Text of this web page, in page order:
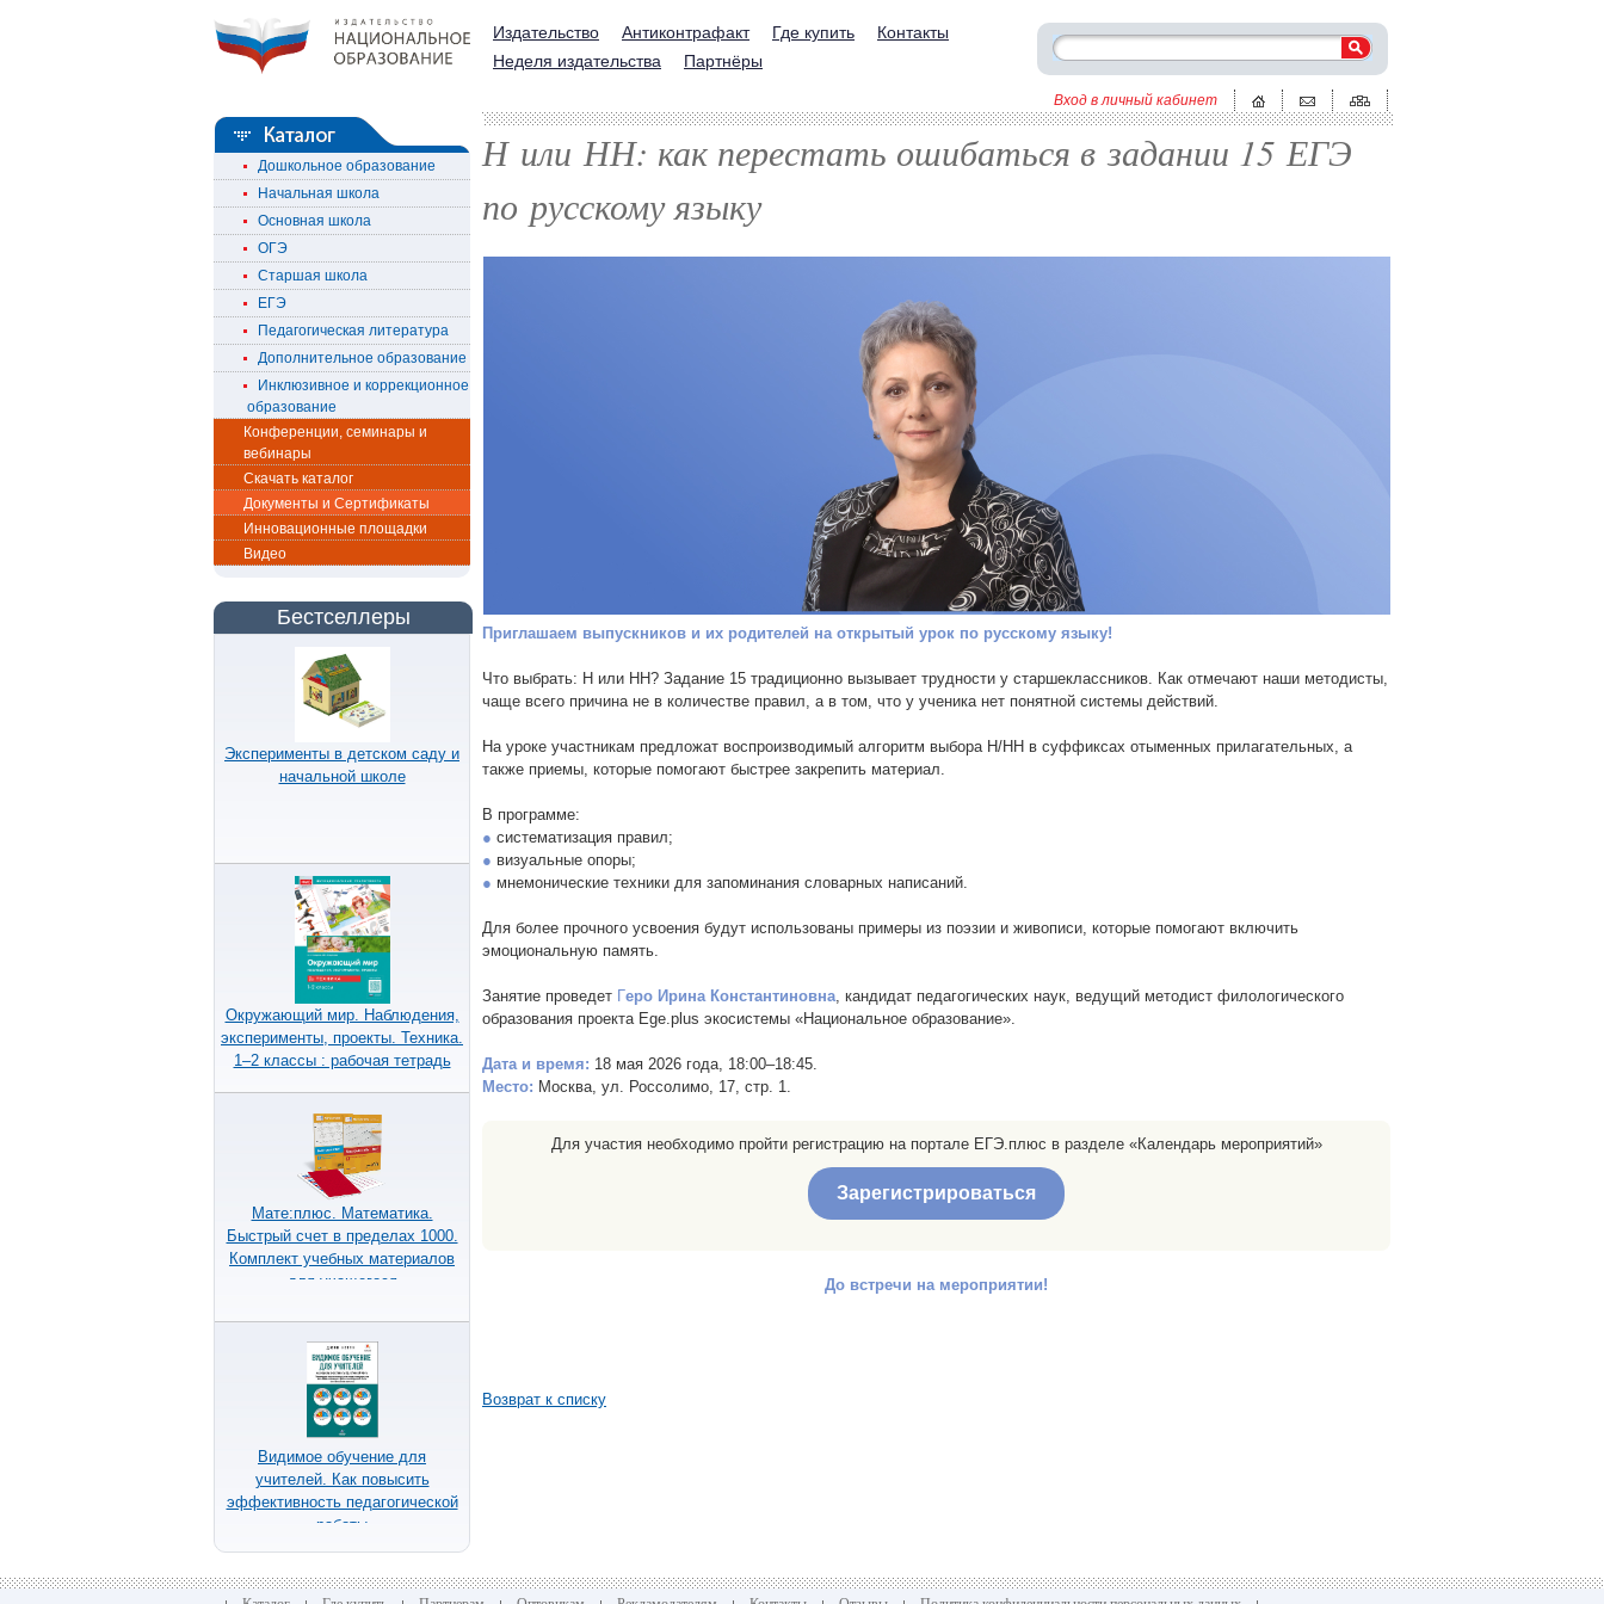
Издательство Антиконтрафакт Где купить
Контакты
Неделя издательства
Партнёры
Вход в личный кабинет
Дошкольное образование
Начальная школа
Основная школа
ОГЭ
Старшая школа
ЕГЭ
Педагогическая литература
Дополнительное образование
Инклюзивное и коррекционное
образование
Конференции, семинары и
вебинары
Скачать каталог
Документы и Сертификаты
Инновационные площадки
Видео
Бестселлеры
Эксперименты в детском саду и
начальной школе
Окружающий мир. Наблюдения,
эксперименты, проекты. Техника.
1–2 классы : рабочая тетрадь
Мате:плюс. Математика.
Быстрый счет в пределах 1000.
Комплект учебных материалов
для учащегося
Видимое обучение для
учителей. Как повысить
эффективность педагогической
работы
Н или НН: как перестать ошибаться в задании 15 ЕГЭ
по русскому языку
Приглашаем выпускников и их родителей на открытый урок по русскому языку!
Что выбрать: Н или НН? Задание 15 традиционно вызывает трудности у старшеклассников. Как отмечают наши методисты,
чаще всего причина не в количестве правил, а в том, что у ученика нет понятной системы действий.
На уроке участникам предложат воспроизводимый алгоритм выбора Н/НН в суффиксах отыменных прилагательных, а
также приемы, которые помогают быстрее закрепить материал.
В программе:
● систематизация правил;
● визуальные опоры;
● мнемонические техники для запоминания словарных написаний.
Для более прочного усвоения будут использованы примеры из поэзии и живописи, которые помогают включить
эмоциональную память.
Занятие проведет Геро Ирина Константиновна, кандидат педагогических наук, ведущий методист филологического
образования проекта Ege.plus экосистемы «Национальное образование».
Дата и время: 18 мая 2026 года, 18:00–18:45.
Место: Москва, ул. Россолимо, 17, стр. 1.
Для участия необходимо пройти регистрацию на портале ЕГЭ.плюс в разделе «Календарь мероприятий»
Зарегистрироваться
До встречи на мероприятии!
Возврат к списку